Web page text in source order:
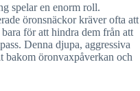
spelar en enorm roll.
öronsnäckor kräver ofta att
för att hindra dem från att
Denna djupa, aggressiva
bakom öronvaxpåverkan och